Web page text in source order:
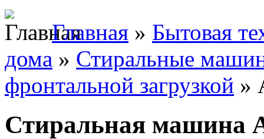
Главная » Бытовая
дома » Стиральные
фронтальной загрузкой »
Стиральная машина